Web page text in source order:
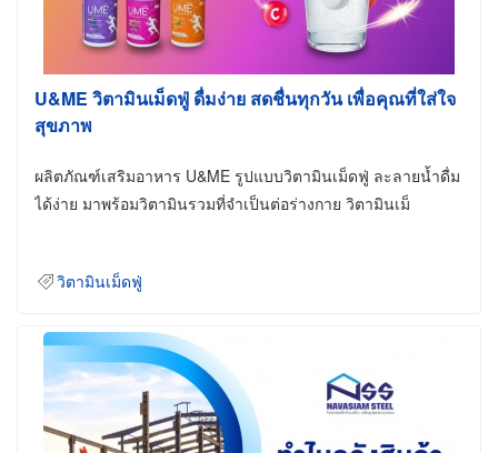
U&ME วิตามินเม็ดฟู่ ดื่มง่าย สดชื่นทุกวัน เพื่อคุณที่ใส่ใจ
สุขภาพ
ผลิตภัณฑ์เสริมอาหาร U&ME รูปแบบวิตามินเม็ดฟู่ ละลายน้ำดื่ม
ได้ง่าย มาพร้อมวิตามินรวมที่จำเป็นต่อร่างกาย วิตามินเม็
วิตามินเม็ดฟู่